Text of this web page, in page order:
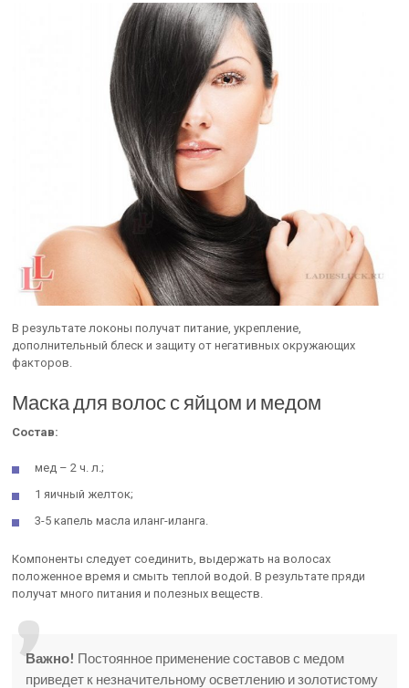
В результате локоны получат питание, укрепление,
дополнительный блеск и защиту от негативных окружающих
факторов.
Маска для волос с яйцом и медом
Состав:
мед – 2 ч. л.;
1 яичный желток;
3-5 капель масла иланг-иланга.
Компоненты следует соединить, выдержать на волосах
положенное время и смыть теплой водой. В результате пряди
получат много питания и полезных веществ.
Важно! Постоянное применение составов с медом
приведет к незначительному осветлению и золотистому